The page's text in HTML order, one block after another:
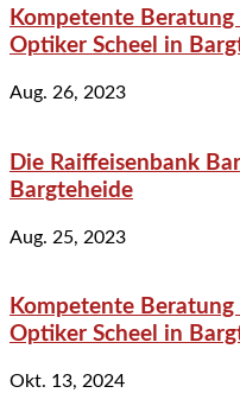
Kompetente
Optiker Scheel in
Aug. 26, 2023
Die Raiffeisenbank
Bargteheide
Aug. 25, 2023
Kompetente
Optiker Scheel in
Okt. 13, 2024